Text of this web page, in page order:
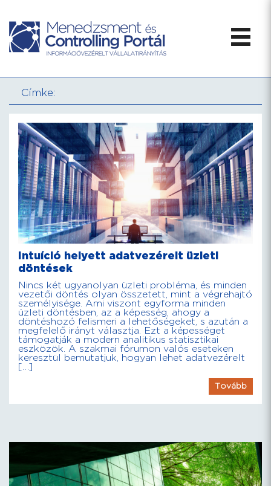
Címke:
Intuíció helyett adatvezérelt üzleti
döntések
Nincs két ugyanolyan üzleti probléma, és minden
vezetői döntés olyan összetett, mint a végrehajtó
személyisége. Ami viszont egyforma minden
üzleti döntésben, az a képesség, ahogy a
döntéshozó felismeri a lehetőségeket, s azután a
megfelelő irányt választja. Ezt a képességet
támogatják a modern analitikus statisztikai
eszközök. A szakmai fórumon valós eseteken
keresztül bemutatjuk, hogyan lehet adatvezérelt
[…]
Tovább